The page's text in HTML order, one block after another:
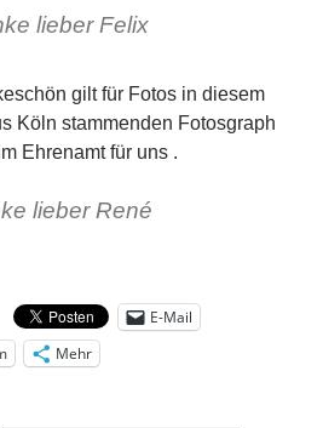
lieber Felix
gilt für Fotos in diesem
Köln stammenden Fotosgraph
Ehrenamt für uns .
lieber René
E-Mail
Mehr